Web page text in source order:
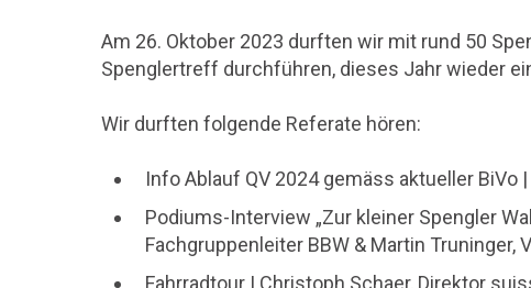
Am 26. Oktober 2023 durften wir mit rund 50
Spenglertreff durchführen, dieses Jahr wieder
Wir durften folgende Referate hören:
Info Ablauf QV 2024 gemäss aktueller BiVo
Podiums-Interview „Zur kleiner Spengler
Fachgruppenleiter BBW & Martin
Fahrradtour | Christoph Schaer, Direktor